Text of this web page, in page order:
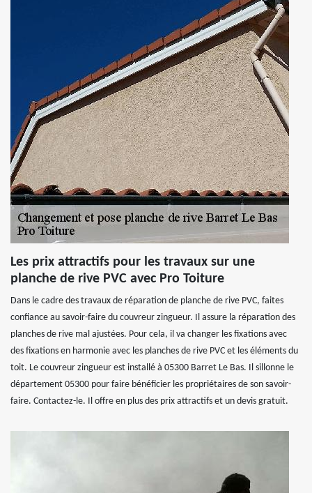
Les prix attractifs pour les travaux sur une
planche de rive PVC avec Pro Toiture
Dans le cadre des travaux de réparation de planche de rive PVC, faites
confiance au savoir-faire du couvreur zingueur. Il assure la réparation des
planches de rive mal ajustées. Pour cela, il va changer les fixations avec
des fixations en harmonie avec les planches de rive PVC et les éléments du
toit. Le couvreur zingueur est installé à 05300 Barret Le Bas. Il sillonne le
département 05300 pour faire bénéficier les propriétaires de son savoir-
faire. Contactez-le. Il offre en plus des prix attractifs et un devis gratuit.